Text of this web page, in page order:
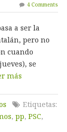
4 Comments
a ser la
pero no
cuando
se
más
Etiquetas:
, pp, PSC,